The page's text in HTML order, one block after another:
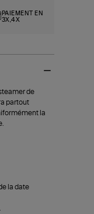
PAIEMENT EN
3X,4X
de
partout
la
la date